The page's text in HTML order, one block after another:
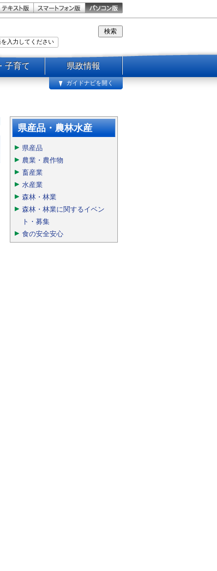
子育て 県政情報
ガイドナビを開く
県産品・農林水産
県産品
農業・農作物
畜産業
水産業
森林・林業
森林・林業に関するイベン
ト・募集
食の安全安心